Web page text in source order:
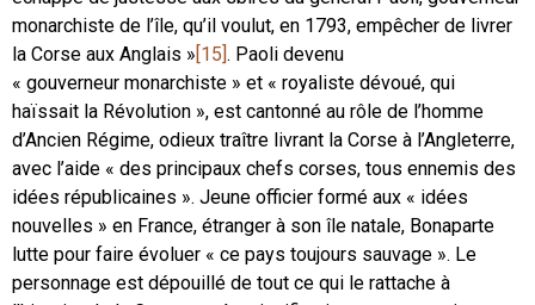
monarchiste de l’île, qu’il voulut, en 1793, empêcher de livrer
la Corse aux Anglais »[15]. Paoli devenu
« gouverneur monarchiste » et « royaliste dévoué, qui
haïssait la Révolution », est cantonné au rôle de l’homme
d’Ancien Régime, odieux traître livrant la Corse à l’Angleterre,
avec l’aide « des principaux chefs corses, tous ennemis des
idées républicaines ». Jeune officier formé aux « idées
nouvelles » en France, étranger à son île natale, Bonaparte
lutte pour faire évoluer « ce pays toujours sauvage ». Le
personnage est dépouillé de tout ce qui le rattache à